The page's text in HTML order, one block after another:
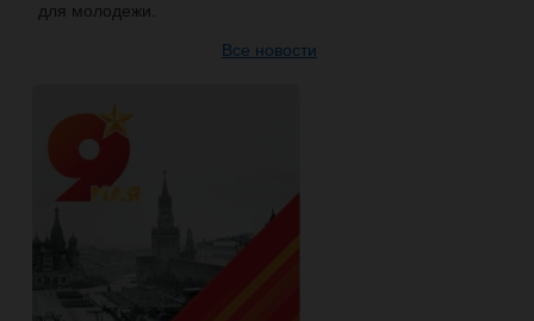
для молодежи.
Все новости